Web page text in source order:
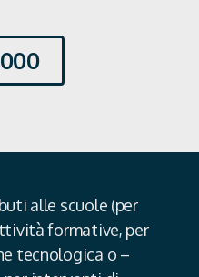
alle scuole (per
formative, per
tecnologica o –